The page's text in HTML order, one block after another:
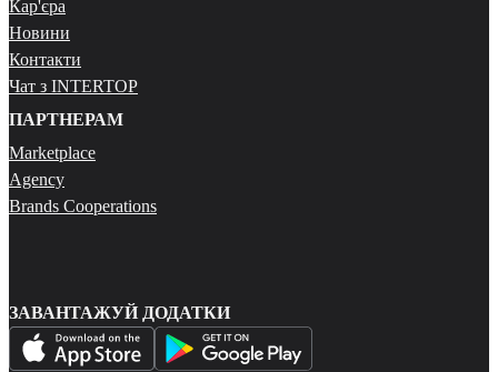
Кар'єра
Новини
Контакти
Чат з INTERTOP
ПАРТНЕРАМ
Marketplace
Agency
Brands Cooperations
ЗАВАНТАЖУЙ ДОДАТКИ